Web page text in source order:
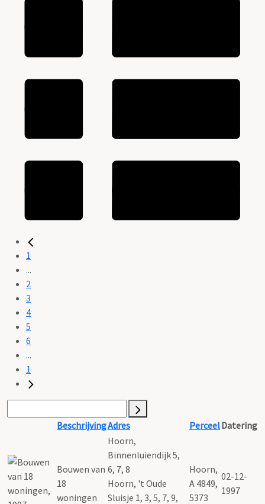
1
...
2
3
4
5
6
...
1
BeschrijvingAdres PerceelDatering
Bouwen van
18
woningen
Hoorn,
Binnenluiendijk 5,
6, 7, 8
Hoorn, 't Oude
Sluisje 1, 3, 5, 7, 9,
Hoorn,
A 4849,
5373
02-12-
1997